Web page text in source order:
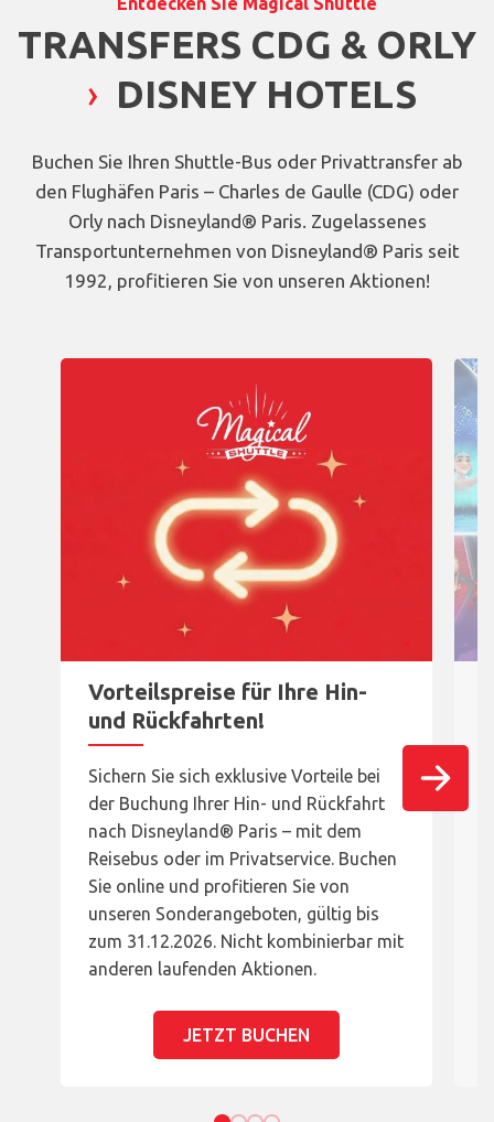
TRANSFERS CDG & ORLY
› DISNEY HOTELS
Buchen Sie Ihren Shuttle-Bus oder Privattransfer ab
den Flughäfen Paris – Charles de Gaulle (CDG) oder
Orly nach Disneyland® Paris. Zugelassenes
Transportunternehmen von Disneyland® Paris seit
1992, profitieren Sie von unseren Aktionen!
Vorteilspreise für Ihre Hin-
und Rückfahrten!
Sichern Sie sich exklusive Vorteile bei
der Buchung Ihrer Hin- und Rückfahrt
nach Disneyland® Paris – mit dem
Reisebus oder im Privatservice. Buchen
Sie online und profitieren Sie von
unseren Sonderangeboten, gültig bis
zum 31.12.2026. Nicht kombinierbar mit
anderen laufenden Aktionen.
JETZT BUCHEN